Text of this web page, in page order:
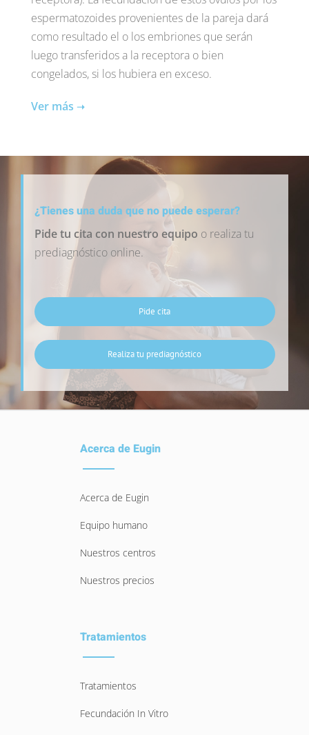
espermatozoides provenientes de la pareja dará
como resultado el o los embriones que serán
luego transferidos a la receptora o bien
congelados, si los hubiera en exceso.
Ver más ➝
¿Tienes una duda que no puede esperar?
Pide tu cita con nuestro equipo o realiza tu
prediagnóstico online.
Pide cita
Realiza tu prediagnóstico
Acerca de Eugin
Acerca de Eugin
Equipo humano
Nuestros centros
Nuestros precios
Tratamientos
Tratamientos
Fecundación In Vitro